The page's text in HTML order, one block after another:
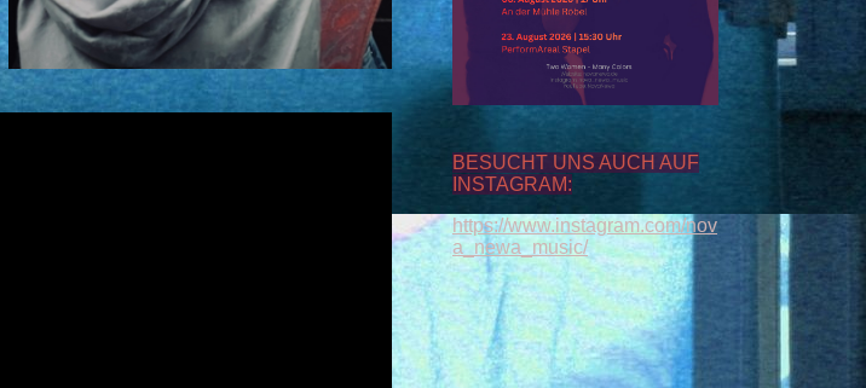
BESUCHT UNS AUCH AUF
INSTAGRAM:
https://www.instagram.com/nov
a_newa_music/